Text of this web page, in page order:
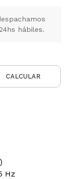
hábiles.
CALCULAR
Hz